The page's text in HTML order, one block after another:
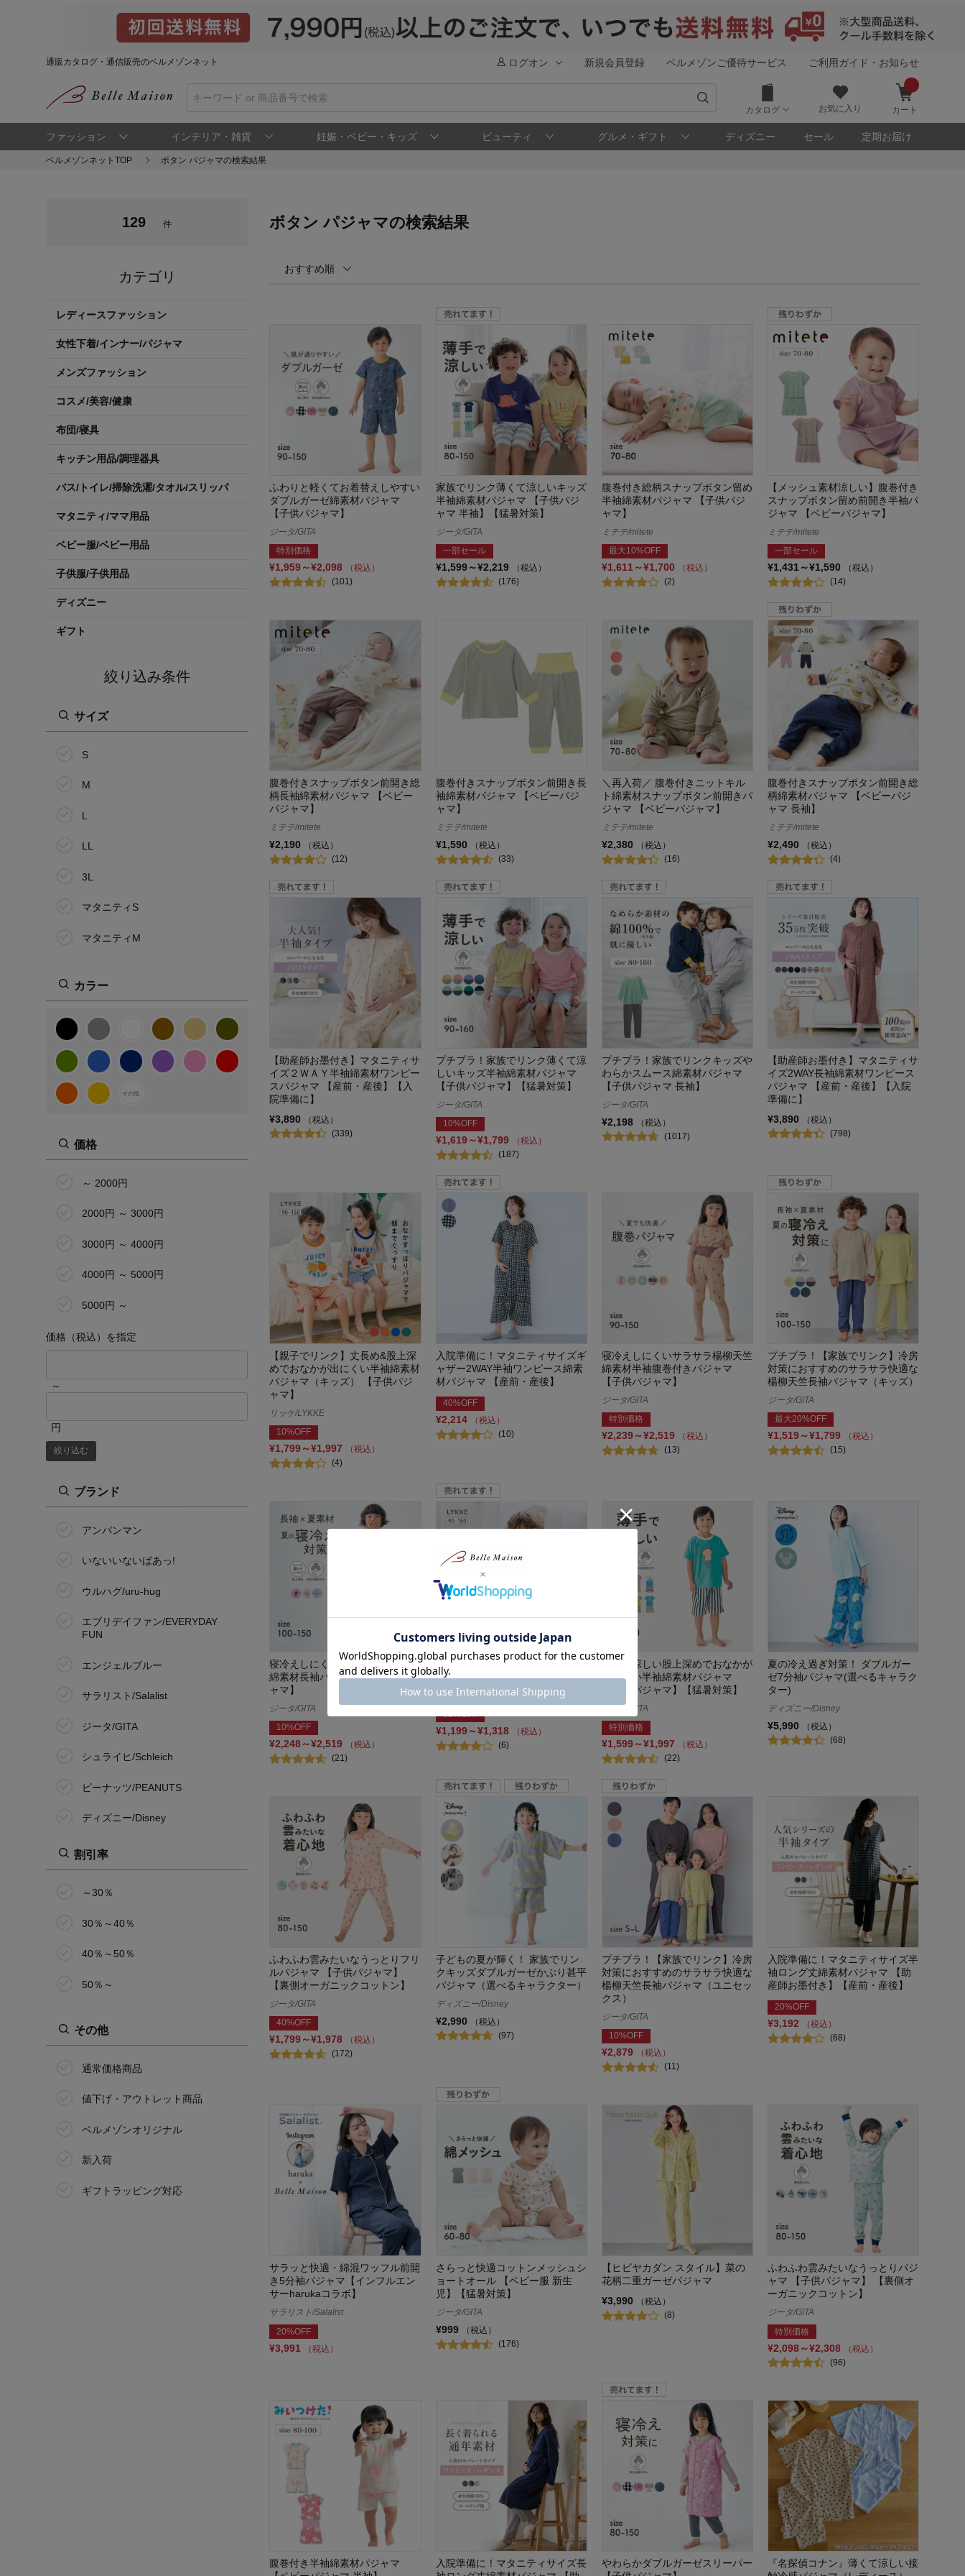
通販カタログ・通信販売のベルメゾンネット ログオン 新規会員登録 ベルメゾンご優待サービス ご利用ガイド・お知らせ
カタログ お気に入り カート
ファッション インテリア・雑貨 妊娠・ベビー・キッズ ビューティ グルメ・ギフト ディズニー セール 定期お届け
ベルメゾンネットTOP ボタン パジャマの検索結果
129 件
カテゴリ
レディースファッション
女性下着/インナー/パジャマ
メンズファッション
コスメ/美容/健康
布団/寝具
キッチン用品/調理器具
バス/トイレ/掃除洗濯/タオル/スリッパ
マタニティ/ママ用品
ベビー服/ベビー用品
子供服/子供用品
ディズニー
ギフト
絞り込み条件
サイズ
S
M
L
LL
3L
マタニティS
マタニティM
マタニティLL
マタニティ3L
22.0cm
22.5cm
23.5cm
24.0cm
24.5cm
25.0cm
60cm
70cm
80cm
95cm
110cm
120cm
その他
カラー
その他
価格
～ 2000円
2000円 ～ 3000円
3000円 ～ 4000円
4000円 ～ 5000円
5000円 ～
価格（税込）を指定
～
円
絞り込む
ブランド
アンパンマン
いないいないばあっ!
ウルハグ/uru-hug
エブリデイファン/EVERYDAY
FUN
エンジェルブルー
サラリスト/Salalist
ジータ/GITA
シュライヒ/Schleich
ピーナッツ/PEANUTS
ディズニー/Disney
鉄道シリーズ
BELLE MAISON DAYS
Home BY TEMPUR
ホットコット/Hotcott
みいつけた!
ミテテ/mitete
ミニラボ/mini labo
割引率
～30％
30％～40％
40％～50％
50％～
その他
通常価格商品
値下げ・アウトレット商品
ベルメゾンオリジナル
新入荷
ギフトラッピング対応
ボタン パジャマの検索結果
おすすめ順
ふわりと軽くてお着替えしやすい
ダブルガーゼ綿素材パジャマ
【子供パジャマ】
ジータ/GITA
特別価格
¥1,959～¥2,098
（税込）
(101)
家族でリンク薄くて涼しいキッズ
半袖綿素材パジャマ 【子供パジ
ャマ 半袖】【猛暑対策】
ジータ/GITA
一部セール
¥1,599～¥2,219
（税込）
(176)
腹巻付き総柄スナップボタン留め
半袖綿素材パジャマ 【子供パジ
ャマ】
ミテテ/mitete
最大10%OFF
¥1,611～¥1,700
（税込）
(2)
【メッシュ素材涼しい】腹巻付き
スナップボタン留め前開き半袖パ
ジャマ 【ベビーパジャマ】
ミテテ/mitete
一部セール
¥1,431～¥1,590
（税込）
(14)
腹巻付きスナップボタン前開き総
柄長袖綿素材パジャマ 【ベビー
パジャマ】
ミテテ/mitete
¥2,190
（税込）
(12)
腹巻付きスナップボタン前開き長
袖綿素材パジャマ 【ベビーパジ
ャマ】
ミテテ/mitete
¥1,590
（税込）
(33)
＼再入荷／ 腹巻付きニットキル
ト綿素材スナップボタン前開きパ
ジャマ 【ベビーパジャマ】
ミテテ/mitete
¥2,380
（税込）
(16)
腹巻付きスナップボタン前開き総
柄綿素材パジャマ 【ベビーパジ
ャマ 長袖】
ミテテ/mitete
¥2,490
（税込）
(4)
【助産師お墨付き】マタニティサ
イズ２ＷＡＹ半袖綿素材ワンピー
スパジャマ 【産前・産後】【入
院準備に】
¥3,890
（税込）
(339)
プチプラ！家族でリンク薄くて涼
しいキッズ半袖綿素材パジャマ
【子供パジャマ】【猛暑対策】
ジータ/GITA
10%OFF
¥1,619～¥1,799
（税込）
(187)
プチプラ！家族でリンクキッズや
わらかスムース綿素材パジャマ
【子供パジャマ 長袖】
ジータ/GITA
¥2,198
（税込）
(1017)
【助産師お墨付き】マタニティサ
イズ2WAY長袖綿素材ワンピース
パジャマ 【産前・産後】【入院
準備に】
¥3,890
（税込）
(798)
【親子でリンク】丈長め&股上深
めでおなかが出にくい半袖綿素材
パジャマ（キッズ） 【子供パジ
ャマ】
リッケ/LYKKE
10%OFF
¥1,799～¥1,997
（税込）
(4)
入院準備に！マタニティサイズギ
ャザー2WAY半袖ワンピース綿素
材パジャマ 【産前・産後】
40%OFF
¥2,214
（税込）
(10)
寝冷えしにくいサラサラ楊柳天竺
綿素材半袖腹巻付きパジャマ
【子供パジャマ】
ジータ/GITA
特別価格
¥2,239～¥2,519
（税込）
(13)
プチプラ！【家族でリンク】冷房
対策におすすめのサラサラ快適な
楊柳天竺長袖パジャマ（キッズ）
ジータ/GITA
最大20%OFF
¥1,519～¥1,799
（税込）
(15)
寝冷えしにくいサラサラ楊柳天竺
綿素材長袖パジャマ 【子供パジ
ャマ】
ジータ/GITA
10%OFF
¥2,248～¥2,519
（税込）
(21)
丈長め&股上深めでおなかが出に
くい長袖綿素材パジャマ
リッケ/LYKKE
60%OFF
¥1,199～¥1,318
（税込）
(6)
薄くて涼しい股上深めでおなかが
出にくい半袖綿素材パジャマ
【子供パジャマ】【猛暑対策】
ジータ/GITA
特別価格
¥1,599～¥1,997
（税込）
(22)
夏の冷え過ぎ対策！ ダブルガー
ゼ7分袖パジャマ(選べるキャラク
ター)
ディズニー/Disney
¥5,990
（税込）
(68)
ふわふわ雲みたいなうっとりフリ
ルパジャマ 【子供パジャマ】
【裏側オーガニックコットン】
ジータ/GITA
40%OFF
¥1,799～¥1,978
（税込）
(172)
子どもの夏が輝く！ 家族でリン
クキッズダブルガーゼかぶり甚平
パジャマ（選べるキャラクター）
ディズニー/Disney
¥2,990
（税込）
(97)
プチプラ！【家族でリンク】冷房
対策におすすめのサラサラ快適な
楊柳天竺長袖パジャマ（ユニセッ
クス）
ジータ/GITA
10%OFF
¥2,879
（税込）
(11)
入院準備に！マタニティサイズ半
袖ロング丈綿素材パジャマ 【助
産師お墨付き】【産前・産後】
20%OFF
¥3,192
（税込）
(68)
サラッと快適・綿混ワッフル前開
き5分袖パジャマ【インフルエン
サーharukaコラボ】
サラリスト/Salalist
20%OFF
¥3,991 （税込）
さらっと快適コットンメッシュシ
ョートオール 【ベビー服 新生
児】【猛暑対策】
ジータ/GITA
¥999
（税込）
(176)
【ヒビヤカダン スタイル】菜の
花柄二重ガーゼパジャマ
¥3,990
（税込）
(8)
ふわふわ雲みたいなうっとりパジ
ャマ 【子供パジャマ】 【裏側オ
ーガニックコットン】
ジータ/GITA
特別価格
¥2,098～¥2,308
（税込）
(96)
腹巻付き半袖綿素材パジャマ
入院準備に！マタニティサイズ長
やわらかダブルガーゼスリーパー
『名探偵コナン』薄くて涼しい接